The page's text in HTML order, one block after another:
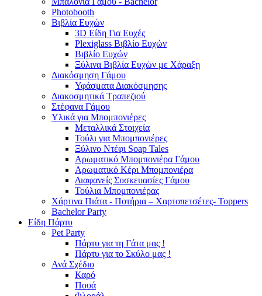
Photobooth
Βιβλία Ευχών
3D Είδη Για Ευχές
Plexiglass Βιβλίο Ευχών
Βιβλίο Ευχών
Ξύλινα Βιβλία Ευχών με Χάραξη
Διακόσμηση Γάμου
Υφάσματα Διακόσμησης
Διακοσμητικά Τραπεζιού
Στέφανα Γάμου
Υλικά για Μπομπονιέρες
Μεταλλικά Στοιχεία
Τούλι για Μπομπονιέρες
Ξύλινο Ντέφι Soap Tales
Αρωματικό Μπομπονιέρα Γάμου
Αρωματικό Κέρι Μπομπονιέρα
Διαφανείς Συσκευασίες Γάμου
Τούλια Μπομπονιέρας
Χάρτινα Πιάτα - Ποτήρια – Χαρτοπετσέτες- Toppers
Bachelor Party
Είδη Πάρτυ
Pet Party
Πάρτυ για τη Γάτα μας !
Πάρτυ για το Σκύλο μας !
Ανά Σχέδιο
Καρό
Πουά